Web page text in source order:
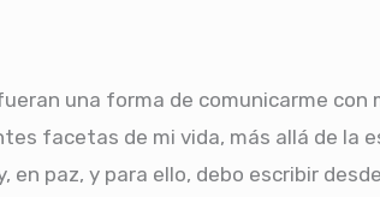
una forma de comunicarme con
facetas de mi vida, más allá de la
paz, y para ello, debo escribir